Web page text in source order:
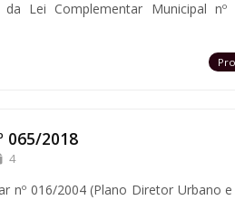
Lei Complementar Municipal
065/2018
4
nº 016/2004 (Plano Diretor Urbano